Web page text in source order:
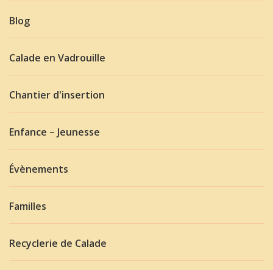
Blog
Calade en Vadrouille
Chantier d'insertion
Enfance – Jeunesse
Évènements
Familles
Recyclerie de Calade